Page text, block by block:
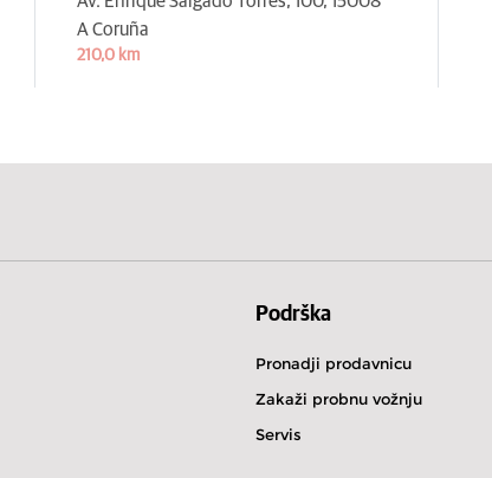
A Coruña
210,0 km
Podrška
Pronadji prodavnicu
Zakaži probnu vožnju
Servis